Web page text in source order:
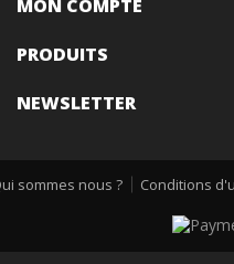
MON COMPTE
PRODUITS
NEWSLETTER
sommes nous ? Conditions